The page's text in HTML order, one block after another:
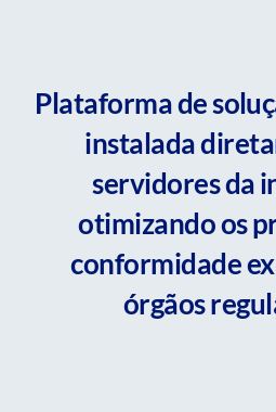
Plataforma de
instalada
servidores da
otimizando os
conformidade
órgãos